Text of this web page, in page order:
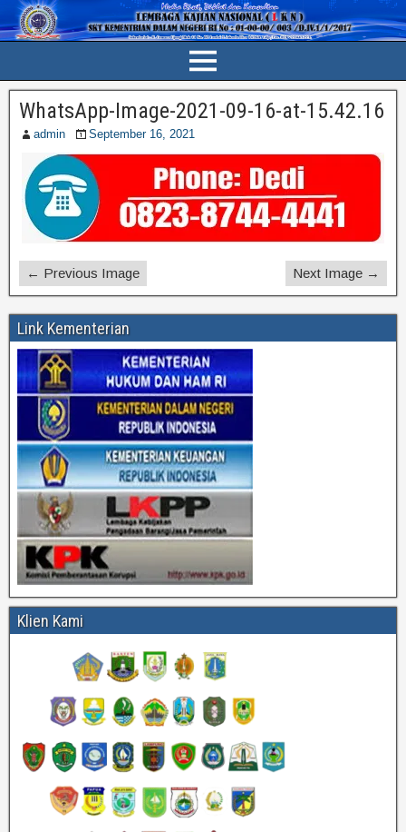
WhatsApp-Image-2021-09-16-at-15.42.16
admin September 16, 2021
← Previous Image Next Image →
Link Kementerian
Klien Kami